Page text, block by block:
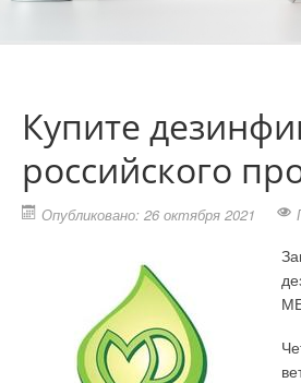
Купите
российского
Опубликовано: 26 октября 2021